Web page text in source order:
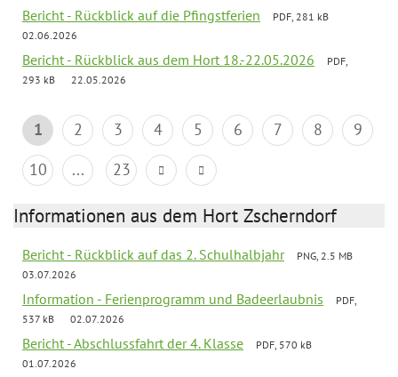
Bericht - Rückblick auf die Pfingstferien
PDF, 281 kB
02.06.2026
Bericht - Rückblick aus dem Hort 18.-22.05.2026
PDF,
293 kB
22.05.2026
1 2 3 4 5 6 7 8
9
10
... 23
Informationen aus dem Hort Zscherndorf
Bericht - Rückblick auf das 2. Schulhalbjahr
PNG, 2.5 MB
03.07.2026
Information - Ferienprogramm und Badeerlaubnis
PDF,
537 kB
02.07.2026
Bericht - Abschlussfahrt der 4. Klasse
PDF, 570 kB
01.07.2026